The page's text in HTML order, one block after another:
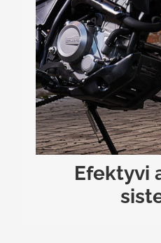
Efektyvi
EFEKTYVI
Skysčiu aušinamas
darbą ir optimalią
sunkiomis
.
Ši
technologija ne tik
laiką, bet ir užtikrina
.